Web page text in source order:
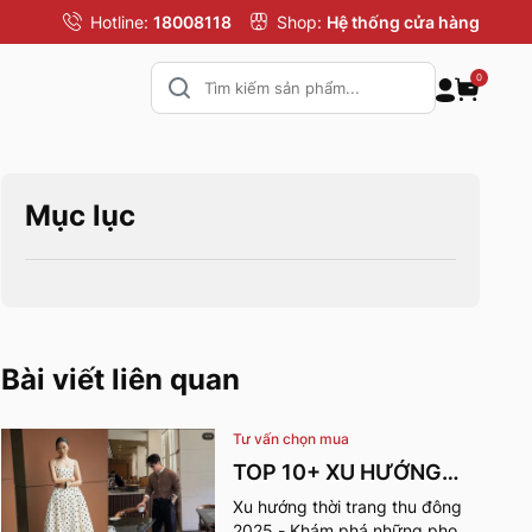
Hotline: 18008118 Shop: Hệ thống cửa hàng
0
Mục lục
Bài viết liên quan
Tư vấn chọn mua
TOP 10+ XU HƯỚNG
THỜI TRANG THU
Xu hướng thời trang thu đông